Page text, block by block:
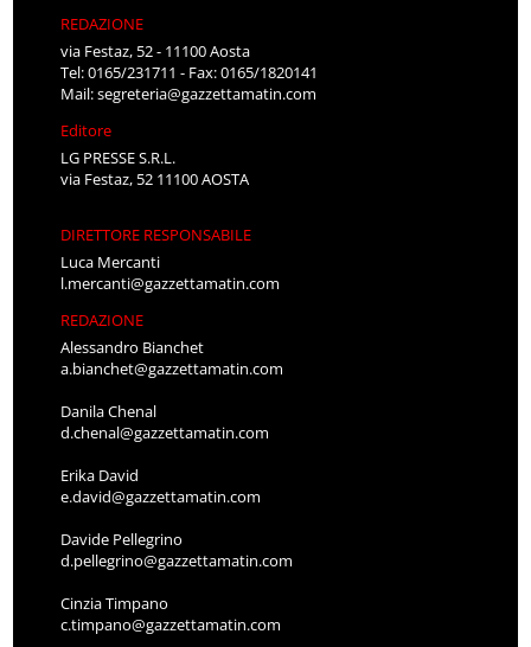
REDAZIONE
via Festaz, 52 - 11100 Aosta
Tel: 0165/231711 - Fax: 0165/1820141
Mail:segreteria@gazzettamatin.com
Editore
LG PRESSE S.R.L.
via Festaz, 52 11100 AOSTA
DIRETTORE RESPONSABILE
Luca Mercanti
l.mercanti@gazzettamatin.com
REDAZIONE
Alessandro Bianchet
a.bianchet@gazzettamatin.com
Danila Chenal
d.chenal@gazzettamatin.com
Erika David
e.david@gazzettamatin.com
Davide Pellegrino
d.pellegrino@gazzettamatin.com
Cinzia Timpano
c.timpano@gazzettamatin.com